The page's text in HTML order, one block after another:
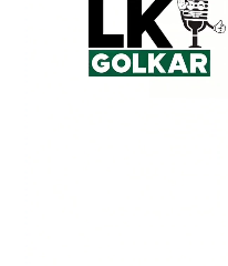
momentum penting
Selama ini, kata dia, hasil
cukup melimpah, tetapi kerap
“Kita tidak boleh lagi bingung
masyarakat karena sekarang
Ia meminta perangkat daerah
UMKM mengurus legalitas
dan standar kemasan agar